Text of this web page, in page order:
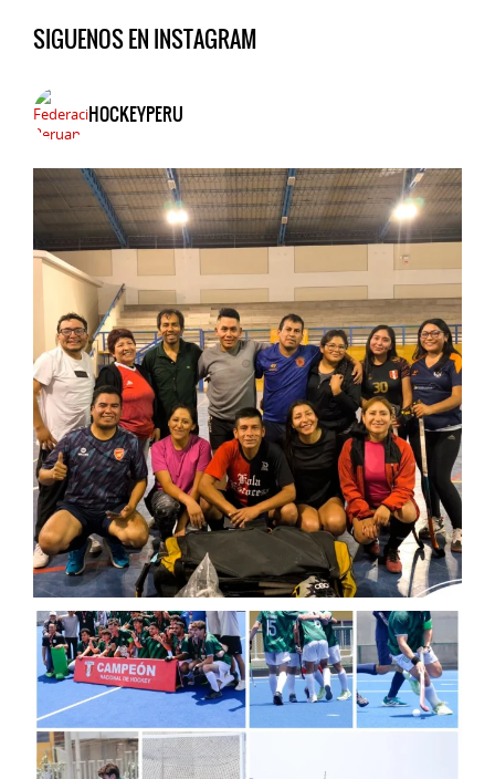
SIGUENOS EN INSTAGRAM
HOCKEYPERU